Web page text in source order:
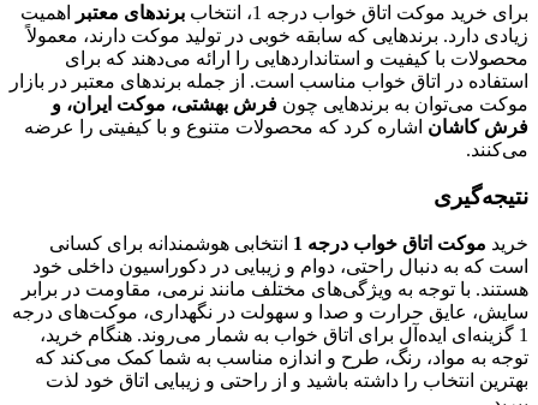
برای خرید موکت اتاق خواب درجه 1، انتخاب برندهای معتبر
اهمیت
زیادی دارد. برندهایی که سابقه خوبی در تولید موکت دارند، معمولاً
محصولات با کیفیت و استانداردهایی را ارائه می‌دهند که برای
استفاده در اتاق خواب مناسب است. از جمله برندهای معتبر در بازار
موکت می‌توان به برندهایی چون فرش بهشتی، موکت ایران، و
فرش کاشان اشاره کرد که محصولات متنوع و با کیفیتی را عرضه
می‌کنند.
نتیجه‌گیری
خرید موکت اتاق خواب درجه 1
انتخابی هوشمندانه برای کسانی
است که به دنبال راحتی، دوام و زیبایی در دکوراسیون داخلی خود
هستند. با توجه به ویژگی‌های مختلف مانند نرمی، مقاومت در برابر
سایش، عایق حرارت و صدا و سهولت در نگهداری، موکت‌های درجه
1 گزینه‌ای ایده‌آل برای اتاق خواب به شمار می‌روند. هنگام خرید،
توجه به مواد، رنگ، طرح و اندازه مناسب به شما کمک می‌کند که
بهترین انتخاب را داشته باشید و از راحتی و زیبایی اتاق خود لذت